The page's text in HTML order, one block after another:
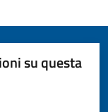
su questa